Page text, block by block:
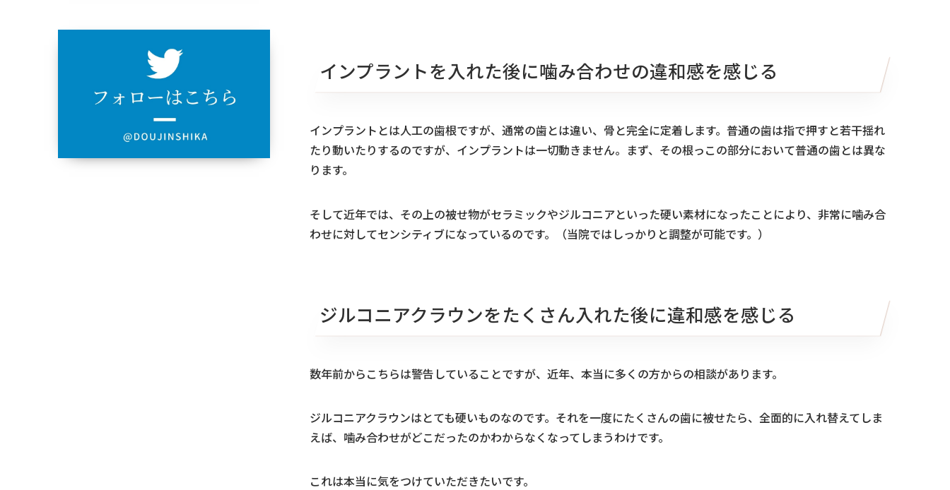
インプラントを入れた後に噛み合わせの違和感を感じる
インプラントとは人工の歯根ですが、通常の歯とは違い、骨と完全に定着します。普通の歯は指で押すと若干揺れ
たり動いたりするのですが、インプラントは一切動きません。まず、その根っこの部分において普通の歯とは異な
ります。
そして近年では、その上の被せ物がセラミックやジルコニアといった硬い素材になったことにより、非常に噛み合
わせに対してセンシティブになっているのです。（当院ではしっかりと調整が可能です。）
ジルコニアクラウンをたくさん入れた後に違和感を感じる
数年前からこちらは警告していることですが、近年、本当に多くの方からの相談があります。
ジルコニアクラウンはとても硬いものなのです。それを一度にたくさんの歯に被せたら、全面的に入れ替えてしま
えば、噛み合わせがどこだったのかわからなくなってしまうわけです。
これは本当に気をつけていただきたいです。